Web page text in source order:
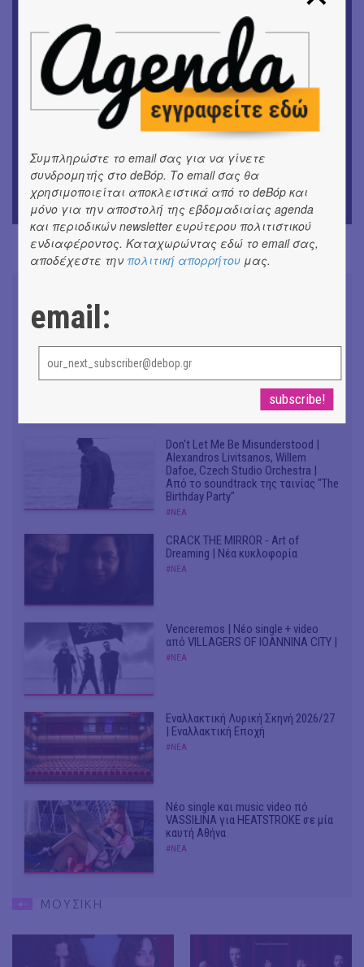
«Μήδεια» του Ευριπίδη | Σκην.: Nikita Milivojević
ΜΟΥΣΙΚΗ
9o Φεστιβάλ Στρογγύλη στη Σαντορίνη
ΜΟΥΣΙΚΗ
Οι Λόγος Τιμής σε πανελλαδική περιοδεία για την
παρουσίαση του νέου album
Κυριαζή, καλλιτεχνική διευθύντρια
του ΔΗΠΕΘΕ Ιωαννίνων
Don't Let Me Be Misunderstood |
Alexandros Livitsanos, Willem
Dafoe, Czech Studio Orchestra |
Από το soundtrack της ταινίας "The
Birthday Party"
#ΝΕΑ
CRACK THE MIRROR - Art of
Dreaming | Νέα κυκλοφορία
#ΝΕΑ
Venceremos | Νέο single + video
από VILLAGERS OF IOANNINA CITY |
#ΝΕΑ
Εναλλακτική Λυρική Σκηνή 2026/27
| Εναλλακτική Εποχή
#ΝΕΑ
Νέο single και music video πό
VASSIŁINA για HEATSTROKE σε μία
καυτή Αθήνα
#ΝΕΑ
ΜΟΥΣΙΚΗ
Συμπληρώστε το email σας για να γίνετε
συνδρομητής στο deBόp. Το email σας θα
χρησιμοποιείται αποκλειστικά από το deBόp και
μόνο για την αποστολή της εβδομαδιαίας agenda
και περιοδικών newsletter ευρύτερου πολιτιστικού
ενδιαφέροντος. Καταχωρώντας εδώ το email σας,
αποδέχεστε την πολιτική απορρήτου μας.
email: